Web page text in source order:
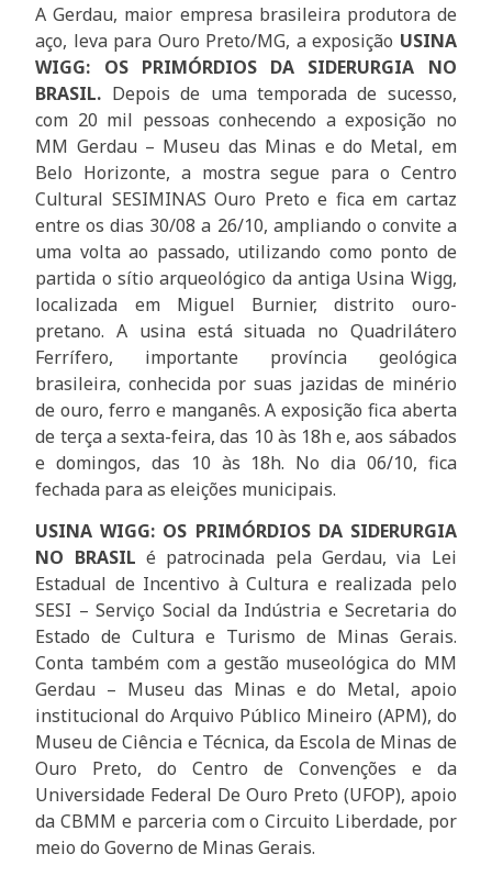
A Gerdau, maior empresa brasileira produtora de
aço, leva para Ouro Preto/MG, a exposição USINA
WIGG: OS PRIMÓRDIOS DA SIDERURGIA NO
BRASIL. Depois de uma temporada de sucesso,
com 20 mil pessoas conhecendo a exposição no
MM Gerdau – Museu das Minas e do Metal, em
Belo Horizonte, a mostra segue para o Centro
Cultural SESIMINAS Ouro Preto e fica em cartaz
entre os dias 30/08 a 26/10, ampliando o convite a
uma volta ao passado, utilizando como ponto de
partida o sítio arqueológico da antiga Usina Wigg,
localizada em Miguel Burnier, distrito ouro-
pretano. A usina está situada no Quadrilátero
Ferrífero, importante província geológica
brasileira, conhecida por suas jazidas de minério
de ouro, ferro e manganês. A exposição fica aberta
de terça a sexta-feira, das 10 às 18h e, aos sábados
e domingos, das 10 às 18h. No dia 06/10, fica
fechada para as eleições municipais.
USINA WIGG: OS PRIMÓRDIOS DA SIDERURGIA
NO BRASIL é patrocinada pela Gerdau, via Lei
Estadual de Incentivo à Cultura e realizada pelo
SESI – Serviço Social da Indústria e Secretaria do
Estado de Cultura e Turismo de Minas Gerais.
Conta também com a gestão museológica do MM
Gerdau – Museu das Minas e do Metal, apoio
institucional do Arquivo Público Mineiro (APM), do
Museu de Ciência e Técnica, da Escola de Minas de
Ouro Preto, do Centro de Convenções e da
Universidade Federal De Ouro Preto (UFOP), apoio
da CBMM e parceria com o Circuito Liberdade, por
meio do Governo de Minas Gerais.